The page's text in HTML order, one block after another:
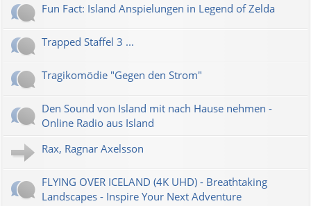
Fun Fact: Island Anspielungen in Legend of Zelda
Trapped Staffel 3 ...
Tragikomödie "Gegen den Strom"
Den Sound von Island mit nach Hause nehmen -
Online Radio aus Island
Rax, Ragnar Axelsson
FLYING OVER ICELAND (4K UHD) - Breathtaking
Landscapes - Inspire Your Next Adventure